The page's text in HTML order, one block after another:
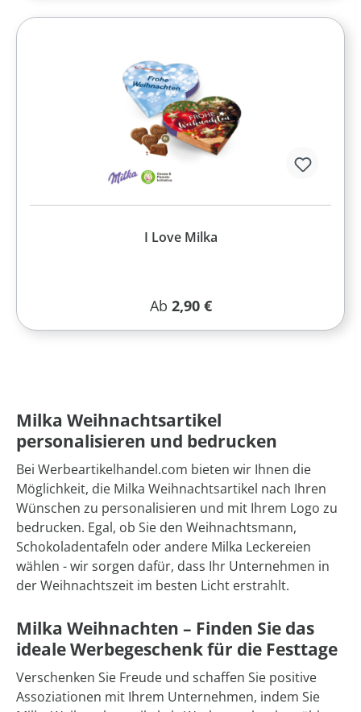
I Love Milka
Regulärer Preis:
Ab 2,90 €
Milka Weihnachtsartikel
personalisieren und bedrucken
Bei Werbeartikelhandel.com bieten wir Ihnen die
Möglichkeit, die Milka Weihnachtsartikel nach Ihren
Wünschen zu personalisieren und mit Ihrem Logo zu
bedrucken. Egal, ob Sie den Weihnachtsmann,
Schokoladentafeln oder andere Milka Leckereien
wählen - wir sorgen dafür, dass Ihr Unternehmen in
der Weihnachtszeit im besten Licht erstrahlt.
Milka Weihnachten – Finden Sie das
ideale Werbegeschenk für die Festtage
Verschenken Sie Freude und schaffen Sie positive
Assoziationen mit Ihrem Unternehmen, indem Sie